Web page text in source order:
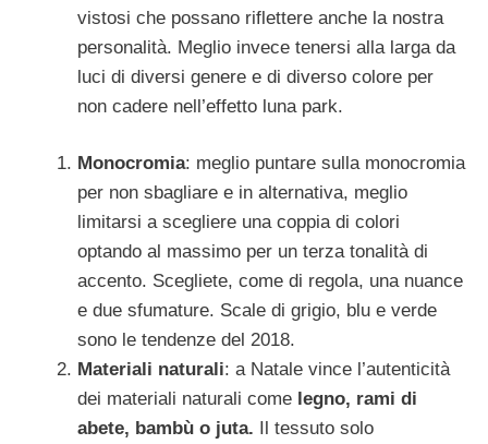
vistosi che possano riflettere anche la nostra
personalità. Meglio invece tenersi alla larga da
luci di diversi genere e di diverso colore per
non cadere nell’effetto luna park.
Monocromia: meglio puntare sulla monocromia
per non sbagliare e in alternativa, meglio
limitarsi a scegliere una coppia di colori
optando al massimo per un terza tonalità di
accento. Scegliete, come di regola, una nuance
e due sfumature. Scale di grigio, blu e verde
sono le tendenze del 2018.
Materiali naturali: a Natale vince l’autenticità
dei materiali naturali come legno, rami di
abete, bambù o juta. Il tessuto solo